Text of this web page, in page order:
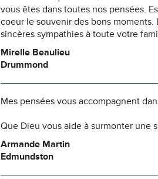
vous êtes dans toutes nos pensées.
coeur le souvenir des bons
sincères sympathies à toute votre
Mirelle Beaulieu
Drummond
Mes pensées vous accompagnent
Que Dieu vous aide à surmonter une
Armande Martin
Edmundston